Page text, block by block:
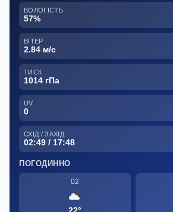
ВОЛОГІСТЬ
57%
ВІТЕР
2.84 м/с
ТИСК
1014 гПа
UV
0
СХІД / ЗАХІД
02:49 / 17:48
ПОГОДИННО
02
22°